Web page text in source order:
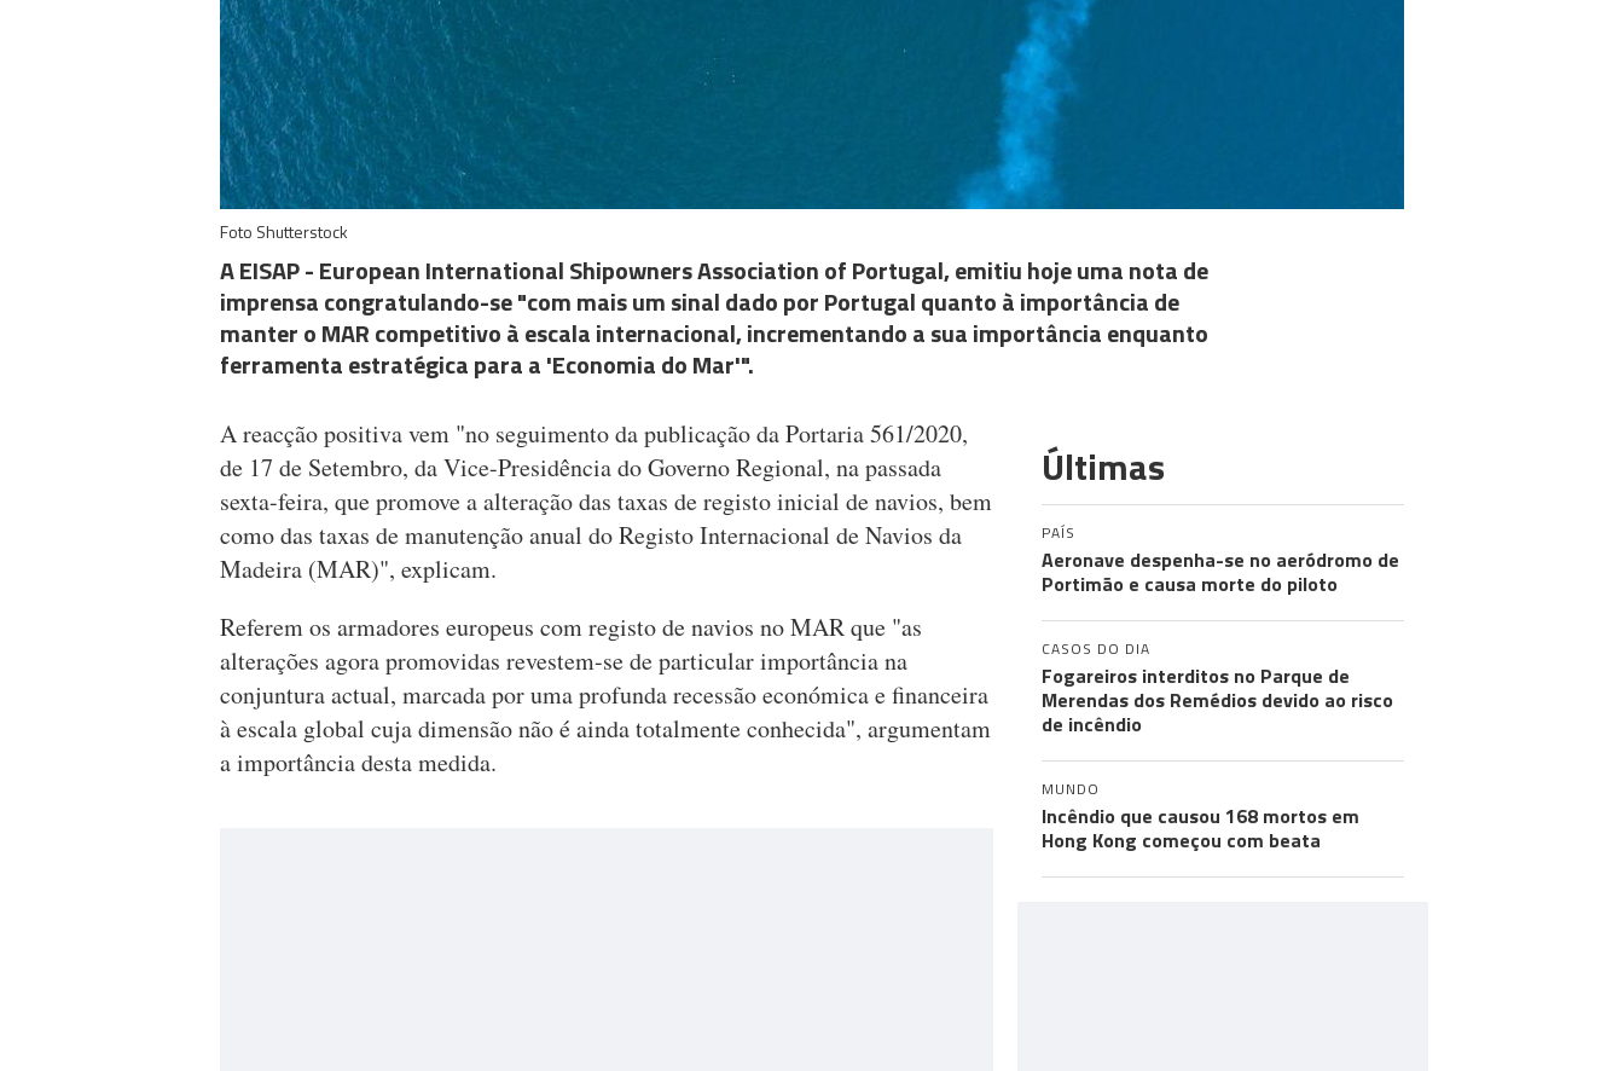
Foto Shutterstock
A EISAP - European International Shipowners Association of Portugal, emitiu hoje uma nota de
imprensa congratulando-se "com mais um sinal dado por Portugal quanto à importância de
manter o MAR competitivo à escala internacional, incrementando a sua importância enquanto
ferramenta estratégica para a 'Economia do Mar'".
A reacção positiva vem "no seguimento da publicação da Portaria 561/2020,
de 17 de Setembro, da Vice-Presidência do Governo Regional, na passada
sexta-feira, que promove a alteração das taxas de registo inicial de navios, bem
como das taxas de manutenção anual do Registo Internacional de Navios da
Madeira (MAR)", explicam.
Referem os armadores europeus com registo de navios no MAR que "as
alterações agora promovidas revestem-se de particular importância na
conjuntura actual, marcada por uma profunda recessão económica e financeira
à escala global cuja dimensão não é ainda totalmente conhecida", argumentam
a importância desta medida.
Últimas
PAÍS
Aeronave despenha-se no aeródromo de
Portimão e causa morte do piloto
CASOS DO DIA
Fogareiros interditos no Parque de
Merendas dos Remédios devido ao risco
de incêndio
MUNDO
Incêndio que causou 168 mortos em
Hong Kong começou com beata